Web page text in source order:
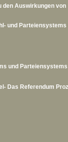
den Auswirkungen von
und Parteiensystems
und
Das Referendum